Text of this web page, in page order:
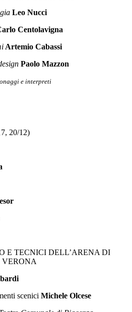
Leo Nucci
Centolavigna
Artemio Cabassi
Paolo Mazzon
e interpreti
20/12)
E TECNICI DELL’ARENA DI
VERONA
scenici Michele Olcese